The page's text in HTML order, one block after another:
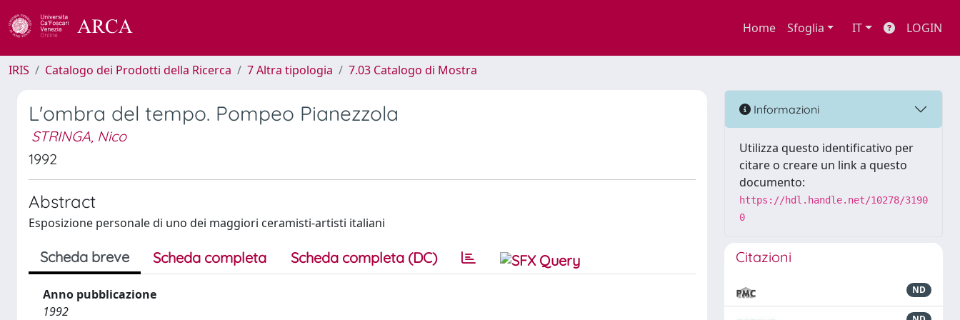
Home Sfoglia IT LOGIN
IRIS Catalogo dei Prodotti della Ricerca 7 Altra tipologia 7.03 Catalogo di Mostra
L'ombra del tempo. Pompeo Pianezzola
STRINGA, Nico
1992
Abstract
Esposizione personale di uno dei maggiori ceramisti-artisti italiani
Scheda breve Scheda completa Scheda completa (DC)
Anno pubblicazione
1992
Informazioni
Utilizza questo identificativo per
citare o creare un link a questo
documento:
https://hdl.handle.net/10278/3190
0
Citazioni
ND